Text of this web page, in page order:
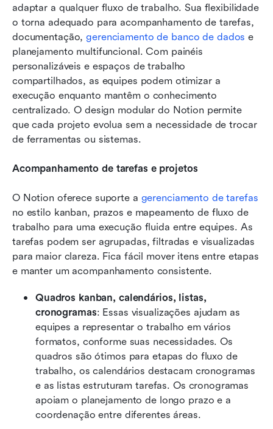
adaptar a qualquer fluxo de trabalho. Sua flexibilidade
o torna adequado para acompanhamento de tarefas,
documentação, gerenciamento de banco de dados e
planejamento multifuncional. Com painéis
personalizáveis e espaços de trabalho
compartilhados, as equipes podem otimizar a
execução enquanto mantêm o conhecimento
centralizado. O design modular do Notion permite
que cada projeto evolua sem a necessidade de trocar
de ferramentas ou sistemas.
Acompanhamento de tarefas e projetos
O Notion oferece suporte a gerenciamento de tarefas
no estilo kanban, prazos e mapeamento de fluxo de
trabalho para uma execução fluida entre equipes. As
tarefas podem ser agrupadas, filtradas e visualizadas
para maior clareza. Fica fácil mover itens entre etapas
e manter um acompanhamento consistente.
Quadros kanban, calendários, listas,
cronogramas: Essas visualizações ajudam as
equipes a representar o trabalho em vários
formatos, conforme suas necessidades. Os
quadros são ótimos para etapas do fluxo de
trabalho, os calendários destacam cronogramas
e as listas estruturam tarefas. Os cronogramas
apoiam o planejamento de longo prazo e a
coordenação entre diferentes áreas.